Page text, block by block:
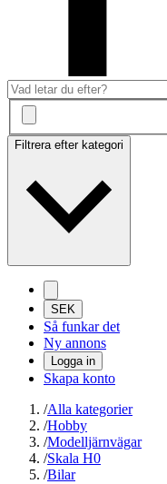
Filtrera efter kategori
SEK
Så funkar det
Ny annons
Logga in
Skapa konto
/Alla kategorier
/Hobby
/Modelljärnvägar
/Skala H0
/Bilar